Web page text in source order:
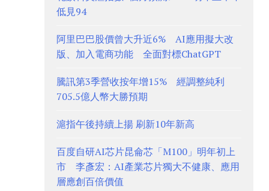
低見94
阿里巴巴股價曾大升近6% AI應用擬大改
版、加入電商功能 全面對標ChatGPT
騰訊第3季營收按年增15% 經調整純利
705.5億人幣大勝預期
滬指午後持續上揚 刷新10年新高
百度自研AI芯片昆侖芯「M100」明年初上
市 李彥宏：AI產業芯片獨大不健康、應用
層應創百倍價值